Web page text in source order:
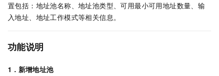
置包括：地址池名称、地址池类型、可用最小可用地址数量、输
入地址、地址工作模式等相关信息。
功能说明
1 . 新增地址池